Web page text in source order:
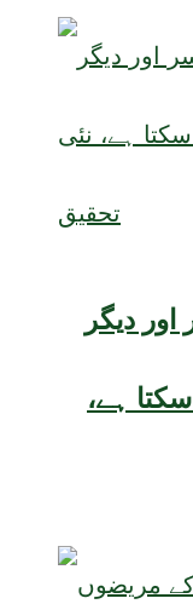
دیگر
ہے،